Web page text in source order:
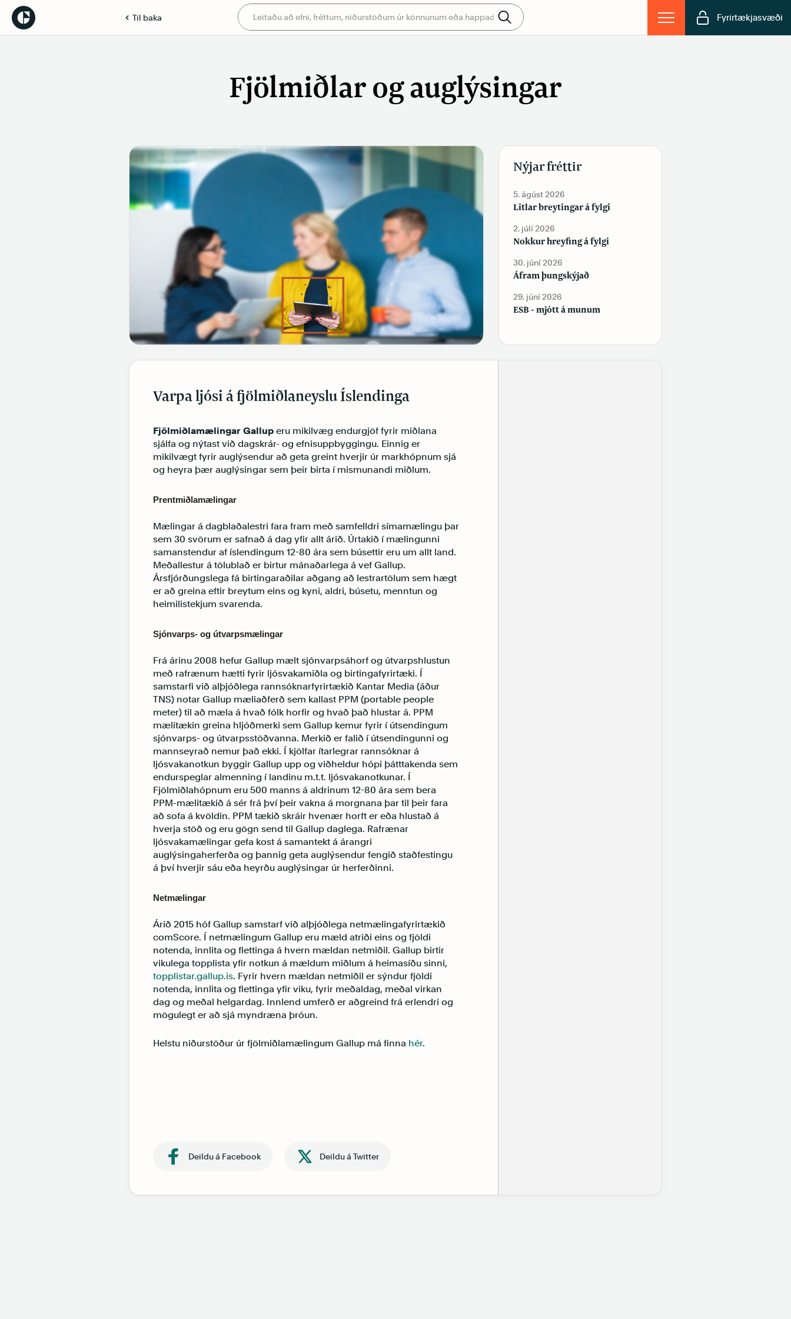
Til baka Fyrirtækjasvæði
Fjölmiðlar og auglýsingar
Nýjar fréttir
5. ágúst 2026
Litlar breytingar á fylgi
2. júlí 2026
Nokkur hreyfing á fylgi
30. júní 2026
Áfram þungskýjað
29. júní 2026
ESB - mjótt á munum
Varpa ljósi á fjölmiðlaneyslu Íslendinga
Fjölmiðlamælingar Gallup eru mikilvæg endurgjöf fyrir miðlana
sjálfa og nýtast við dagskrár- og efnisuppbyggingu. Einnig er
mikilvægt fyrir auglýsendur að geta greint hverjir úr markhópnum sjá
og heyra þær auglýsingar sem þeir birta í mismunandi miðlum.
Prentmiðlamælingar
Mælingar á dagblaðalestri fara fram með samfelldri símamælingu þar
sem 30 svörum er safnað á dag yfir allt árið. Úrtakið í mælingunni
samanstendur af íslendingum 12-80 ára sem búsettir eru um allt land.
Meðallestur á tölublað er birtur mánaðarlega á vef Gallup.
Ársfjórðungslega fá birtingaraðilar aðgang að lestrartölum sem hægt
er að greina eftir breytum eins og kyni, aldri, búsetu, menntun og
heimilistekjum svarenda.
Sjónvarps- og útvarpsmælingar
Frá árinu 2008 hefur Gallup mælt sjónvarpsáhorf og útvarpshlustun
með rafrænum hætti fyrir ljósvakamiðla og birtingafyrirtæki. Í
samstarfi við alþjóðlega rannsóknarfyrirtækið Kantar Media (áður
TNS) notar Gallup mæliaðferð sem kallast PPM (portable people
meter) til að mæla á hvað fólk horfir og hvað það hlustar á. PPM
mælitækin greina hljóðmerki sem Gallup kemur fyrir í útsendingum
sjónvarps- og útvarpsstöðvanna. Merkið er falið í útsendingunni og
mannseyrað nemur það ekki. Í kjölfar ítarlegrar rannsóknar á
ljósvakanotkun byggir Gallup upp og viðheldur hópi þátttakenda sem
endurspeglar almenning í landinu m.t.t. ljósvakanotkunar. Í
Fjölmiðlahópnum eru 500 manns á aldrinum 12-80 ára sem bera
PPM-mælitækið á sér frá því þeir vakna á morgnana þar til þeir fara
að sofa á kvöldin. PPM tækið skráir hvenær horft er eða hlustað á
hverja stöð og eru gögn send til Gallup daglega. Rafrænar
ljósvakamælingar gefa kost á samantekt á árangri
auglýsingaherferða og þannig geta auglýsendur fengið staðfestingu
á því hverjir sáu eða heyrðu auglýsingar úr herferðinni.
Netmælingar
Árið 2015 hóf Gallup samstarf við alþjóðlega netmælingafyrirtækið
comScore. Í netmælingum Gallup eru mæld atriði eins og fjöldi
notenda, innlita og flettinga á hvern mældan netmiðil. Gallup birtir
vikulega topplista yfir notkun á mældum miðlum á heimasíðu sinni,
topplistar.gallup.is. Fyrir hvern mældan netmiðil er sýndur fjöldi
notenda, innlita og flettinga yfir viku, fyrir meðaldag, meðal virkan
dag og meðal helgardag. Innlend umferð er aðgreind frá erlendri og
mögulegt er að sjá myndræna þróun.
Helstu niðurstöður úr fjölmiðlamælingum Gallup má finna hér.
Deildu á Facebook Deildu á Twitter